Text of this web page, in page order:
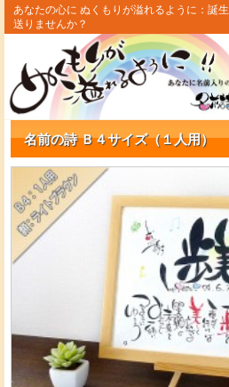
あなたの心に ぬくもりが溢れるように：誕
送りませんか？
名前の詩 Ｂ４サイズ（１人用）